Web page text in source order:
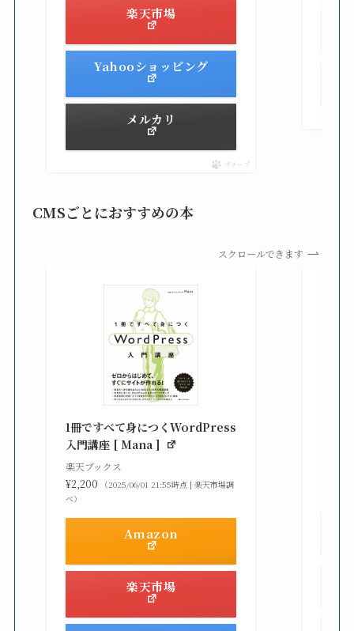
楽天市場
Yahooショッピング
メルカリ
ポチップ
CMSごとにおすすめの本
スクロールできます
1冊ですべて身につくWordPress
入門講座 [ Mana ]
楽天ブックス
¥2,200
（2025/06/01 21:55時点 | 楽天市場調
べ）
Amazon
楽天市場